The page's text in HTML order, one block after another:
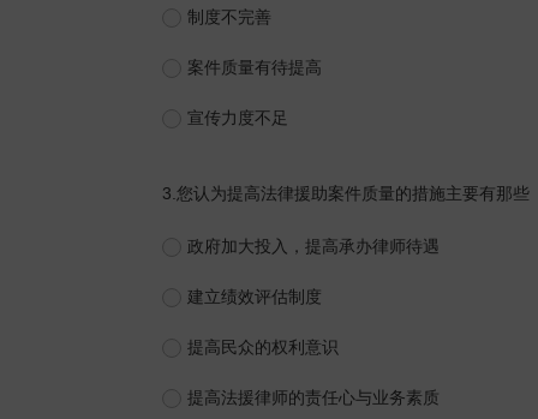
制度不完善
案件质量有待提高
宣传力度不足
3.您认为提高法律援助案件质量的措施主要有那些
政府加大投入，提高承办律师待遇
建立绩效评估制度
提高民众的权利意识
提高法援律师的责任心与业务素质